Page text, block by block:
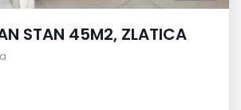
STAN 45M2, ZLATICA